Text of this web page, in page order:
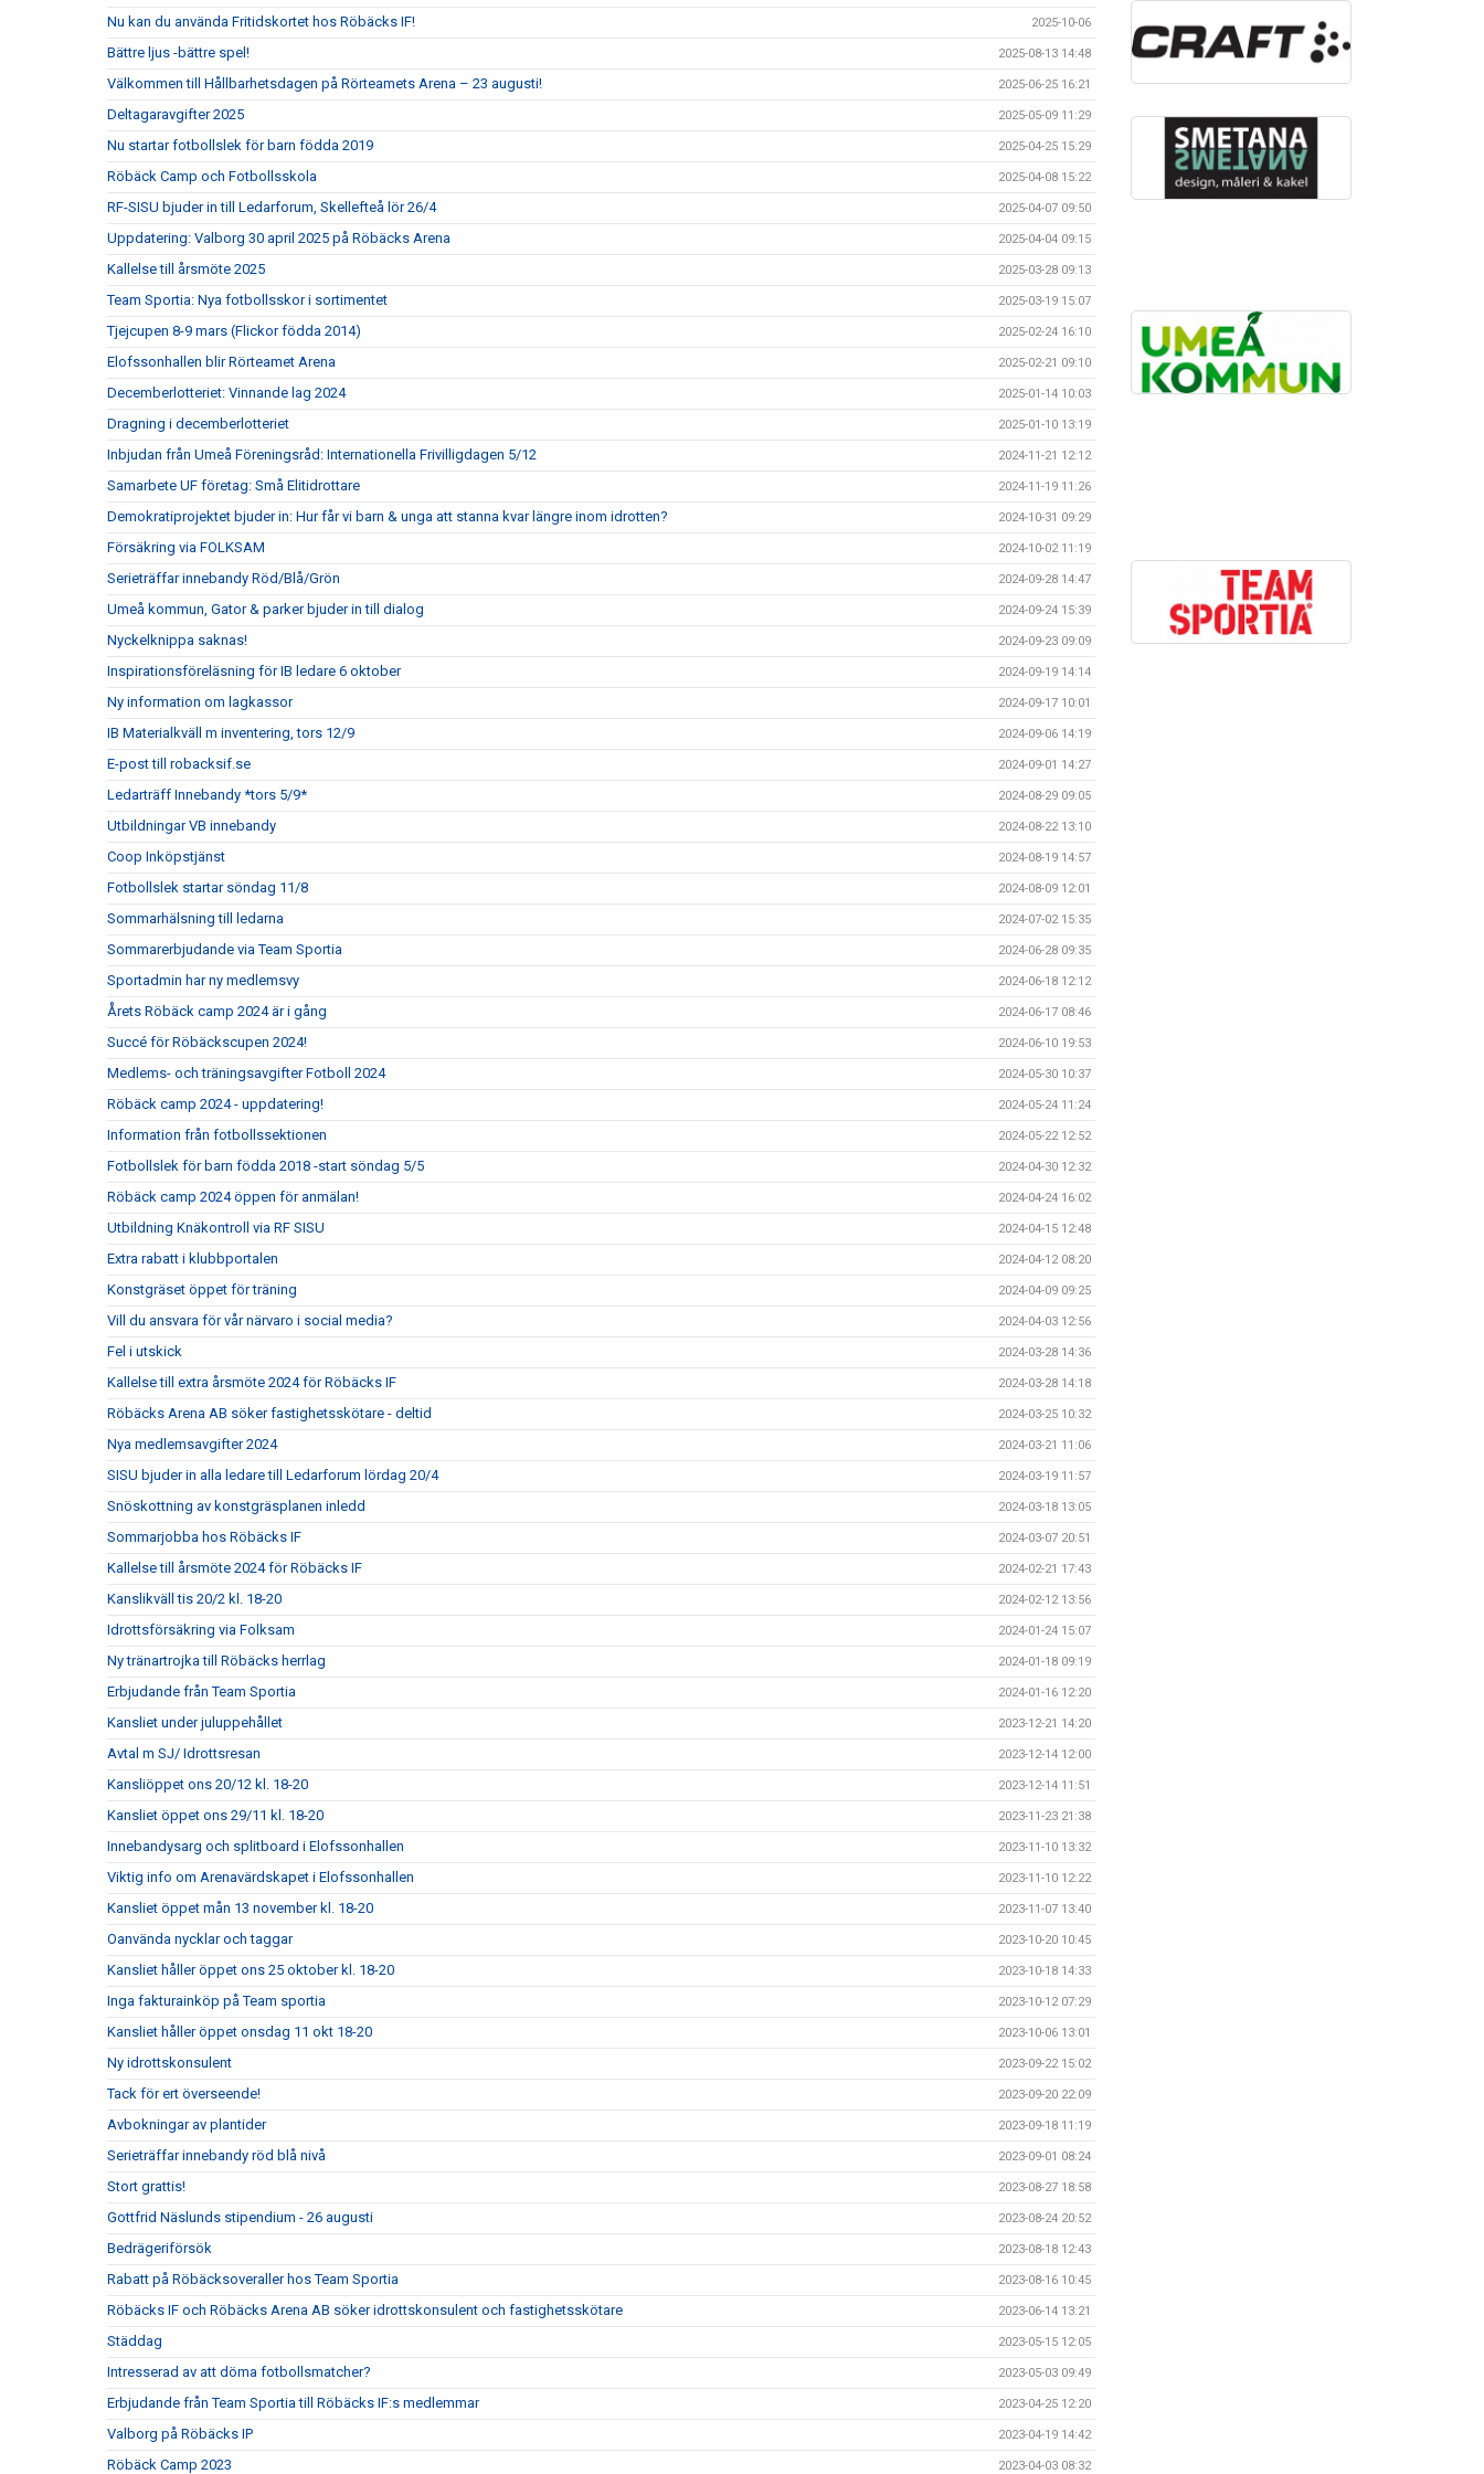
Nu kan du använda Fritidskortet hos Röbäcks IF! 2025-10-06
Bättre ljus -bättre spel! 2025-08-13 14:48
Välkommen till Hållbarhetsdagen på Rörteamets Arena – 23 augusti! 2025-06-25 16:21
Deltagaravgifter 2025 2025-05-09 11:29
Nu startar fotbollslek för barn födda 2019 2025-04-25 15:29
Röbäck Camp och Fotbollsskola 2025-04-08 15:22
RF-SISU bjuder in till Ledarforum, Skellefteå lör 26/4 2025-04-07 09:50
Uppdatering: Valborg 30 april 2025 på Röbäcks Arena 2025-04-04 09:15
Kallelse till årsmöte 2025 2025-03-28 09:13
Team Sportia: Nya fotbollsskor i sortimentet 2025-03-19 15:07
Tjejcupen 8-9 mars (Flickor födda 2014) 2025-02-24 16:10
Elofssonhallen blir Rörteamet Arena 2025-02-21 09:10
Decemberlotteriet: Vinnande lag 2024 2025-01-14 10:03
Dragning i decemberlotteriet 2025-01-10 13:19
Inbjudan från Umeå Föreningsråd: Internationella Frivilligdagen 5/12 2024-11-21 12:12
Samarbete UF företag: Små Elitidrottare 2024-11-19 11:26
Demokratiprojektet bjuder in: Hur får vi barn & unga att stanna kvar längre inom idrotten? 2024-10-31 09:29
Försäkring via FOLKSAM 2024-10-02 11:19
Serieträffar innebandy Röd/Blå/Grön 2024-09-28 14:47
Umeå kommun, Gator & parker bjuder in till dialog 2024-09-24 15:39
Nyckelknippa saknas! 2024-09-23 09:09
Inspirationsföreläsning för IB ledare 6 oktober 2024-09-19 14:14
Ny information om lagkassor 2024-09-17 10:01
IB Materialkväll m inventering, tors 12/9 2024-09-06 14:19
E-post till robacksif.se 2024-09-01 14:27
Ledarträff Innebandy *tors 5/9* 2024-08-29 09:05
Utbildningar VB innebandy 2024-08-22 13:10
Coop Inköpstjänst 2024-08-19 14:57
Fotbollslek startar söndag 11/8 2024-08-09 12:01
Sommarhälsning till ledarna 2024-07-02 15:35
Sommarerbjudande via Team Sportia 2024-06-28 09:35
Sportadmin har ny medlemsvy 2024-06-18 12:12
Årets Röbäck camp 2024 är i gång 2024-06-17 08:46
Succé för Röbäckscupen 2024! 2024-06-10 19:53
Medlems- och träningsavgifter Fotboll 2024 2024-05-30 10:37
Röbäck camp 2024 - uppdatering! 2024-05-24 11:24
Information från fotbollssektionen 2024-05-22 12:52
Fotbollslek för barn födda 2018 -start söndag 5/5 2024-04-30 12:32
Röbäck camp 2024 öppen för anmälan! 2024-04-24 16:02
Utbildning Knäkontroll via RF SISU 2024-04-15 12:48
Extra rabatt i klubbportalen 2024-04-12 08:20
Konstgräset öppet för träning 2024-04-09 09:25
Vill du ansvara för vår närvaro i social media? 2024-04-03 12:56
Fel i utskick 2024-03-28 14:36
Kallelse till extra årsmöte 2024 för Röbäcks IF 2024-03-28 14:18
Röbäcks Arena AB söker fastighetsskötare - deltid 2024-03-25 10:32
Nya medlemsavgifter 2024 2024-03-21 11:06
SISU bjuder in alla ledare till Ledarforum lördag 20/4 2024-03-19 11:57
Snöskottning av konstgräsplanen inledd 2024-03-18 13:05
Sommarjobba hos Röbäcks IF 2024-03-07 20:51
Kallelse till årsmöte 2024 för Röbäcks IF 2024-02-21 17:43
Kanslikväll tis 20/2 kl. 18-20 2024-02-12 13:56
Idrottsförsäkring via Folksam 2024-01-24 15:07
Ny tränartrojka till Röbäcks herrlag 2024-01-18 09:19
Erbjudande från Team Sportia 2024-01-16 12:20
Kansliet under juluppehållet 2023-12-21 14:20
Avtal m SJ/ Idrottsresan 2023-12-14 12:00
Kansliöppet ons 20/12 kl. 18-20 2023-12-14 11:51
Kansliet öppet ons 29/11 kl. 18-20 2023-11-23 21:38
Innebandysarg och splitboard i Elofssonhallen 2023-11-10 13:32
Viktig info om Arenavärdskapet i Elofssonhallen 2023-11-10 12:22
Kansliet öppet mån 13 november kl. 18-20 2023-11-07 13:40
Oanvända nycklar och taggar 2023-10-20 10:45
Kansliet håller öppet ons 25 oktober kl. 18-20 2023-10-18 14:33
Inga fakturainköp på Team sportia 2023-10-12 07:29
Kansliet håller öppet onsdag 11 okt 18-20 2023-10-06 13:01
Ny idrottskonsulent 2023-09-22 15:02
Tack för ert överseende! 2023-09-20 22:09
Avbokningar av plantider 2023-09-18 11:19
Serieträffar innebandy röd blå nivå 2023-09-01 08:24
Stort grattis! 2023-08-27 18:58
Gottfrid Näslunds stipendium - 26 augusti 2023-08-24 20:52
Bedrägeriförsök 2023-08-18 12:43
Rabatt på Röbäcksoveraller hos Team Sportia 2023-08-16 10:45
Röbäcks IF och Röbäcks Arena AB söker idrottskonsulent och fastighetsskötare 2023-06-14 13:21
Städdag 2023-05-15 12:05
Intresserad av att döma fotbollsmatcher? 2023-05-03 09:49
Erbjudande från Team Sportia till Röbäcks IF:s medlemmar 2023-04-25 12:20
Valborg på Röbäcks IP 2023-04-19 14:42
Röbäck Camp 2023 2023-04-03 08:32